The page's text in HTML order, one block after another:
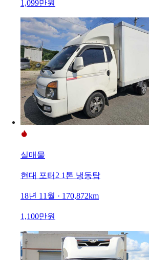
1,099만원
실매물
현대 포터2 1톤 냉동탑
18년 11월 · 170,872km
1,100만원